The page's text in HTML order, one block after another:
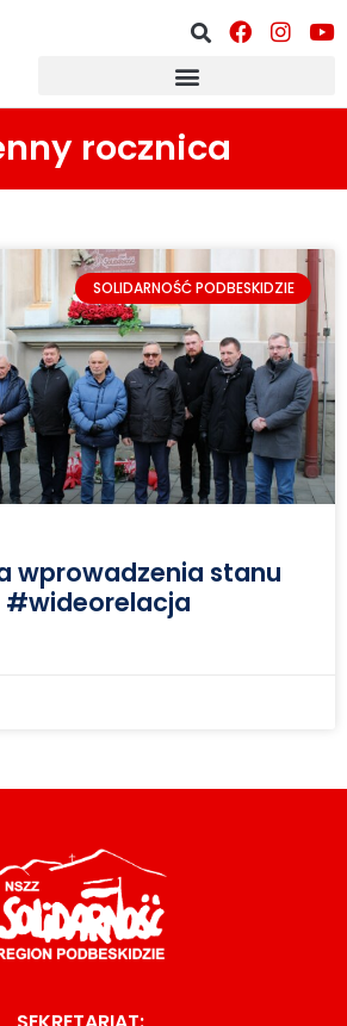
rocznica
SOLIDARNOŚĆ PODBESKIDZIE
wprowadzenia stanu
#wideorelacja